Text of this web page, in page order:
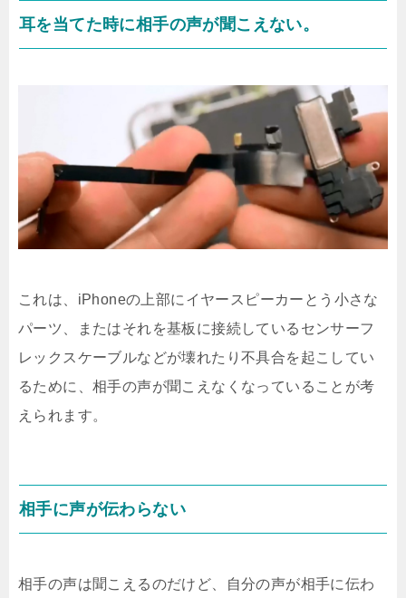
耳を当てた時に相手の声が聞こえない。
これは、iPhoneの上部にイヤースピーカーとう小さな
パーツ、またはそれを基板に接続しているセンサーフ
レックスケーブルなどが壊れたり不具合を起こしてい
るために、相手の声が聞こえなくなっていることが考
えられます。
相手に声が伝わらない
相手の声は聞こえるのだけど、自分の声が相手に伝わ